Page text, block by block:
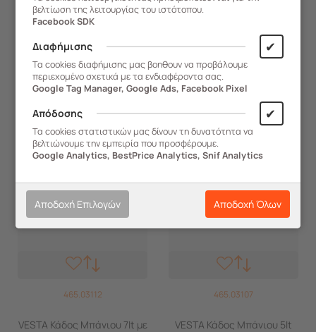
ΑΓΟΡΑ ΑΓΟΡΑ
465.03112
VESTA Κάδος Μπάνιου 7lt με
465.03107
VESTA Κάδος Μπάνιου 5lt
βελτίωση της λειτουργίας του ιστότοπου.
Facebook SDK
Διαφήμισης ✔
Τα cookies διαφήμισης μας βοηθουν να προβάλουμε
περιεχομένο σχετικά με τα ενδιαφέροντα σας.
Google Tag Manager, Google Ads, Facebook Pixel
Απόδοσης ✔
Τα cookies στατιστικών μας δίνουν τη δυνατότητα να
βελτιώνουμε την εμπειρία που προσφέρουμε.
Google Analytics, BestPrice Analytics, Snif Analytics
Αποδοχή Επιλογών Αποδοχή Όλων